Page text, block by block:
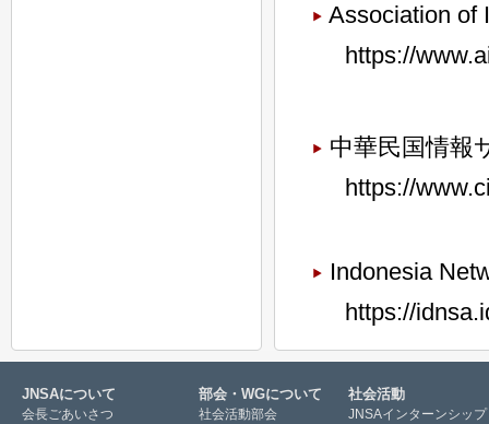
Association of
https://
中華民国情報
https://
Indonesia
https://
JNSAについて
会長ごあいさつ
部会・WGについて
社会活動部会
社会活動
JNSAインターンシップ